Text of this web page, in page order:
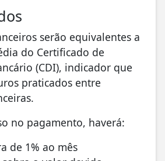
serão equivalentes a
do Certificado de
(CDI), indicador que
praticados entre
no pagamento, haverá:
de 1% ao mês